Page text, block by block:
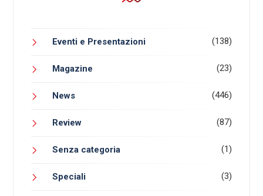
Eventi e Presentazioni (138)
Magazine (23)
News (446)
Review (87)
Senza categoria (1)
Speciali (3)